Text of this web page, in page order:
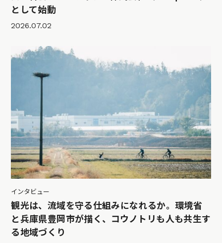
として始動
2026.07.02
インタビュー
観光は、流域を守る仕組みになれるか。環境省
と兵庫県豊岡市が描く、コウノトリも人も共生す
る地域づくり